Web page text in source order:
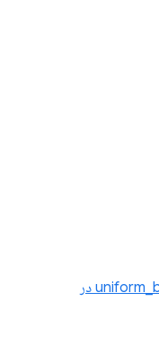
افزونه‌ی uniform_buffer_standard_layout در